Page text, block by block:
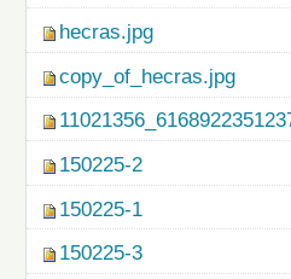
hecras.jpg
copy_of_hecras.jpg
150225-2
150225-1
150225-3